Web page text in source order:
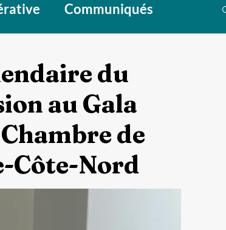
Communiqués
du
au Gala
de
Côte-Nord